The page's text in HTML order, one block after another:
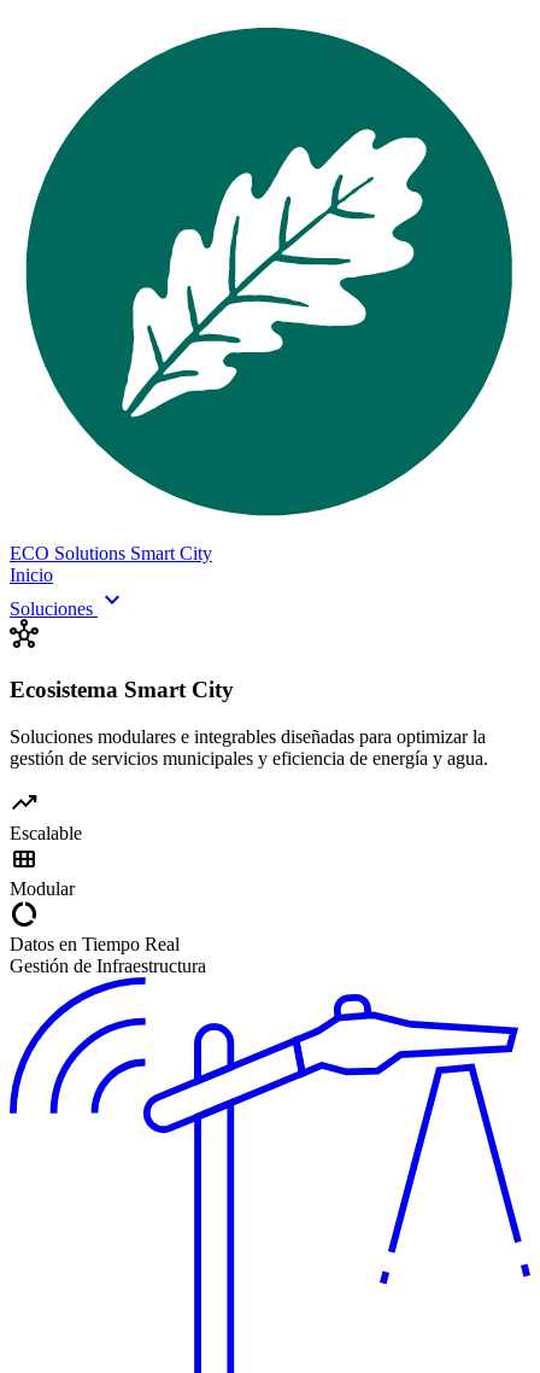
ECO Solutions Smart City
Inicio
Soluciones expand_more
hub
Ecosistema Smart City
Soluciones modulares e integrables diseñadas para optimizar la
gestión de servicios municipales y eficiencia de energía y agua.
trending_up
Escalable
view_module
Modular
data_usage
Datos en Tiempo Real
Gestión de Infraestructura